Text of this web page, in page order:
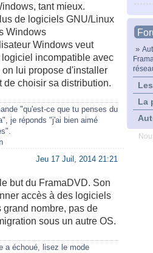
»
La
tant mieux.
de logiciels GNU/Linux
Windows
Windows veut
incompatible avec
on lui propose d'installer
de choisir sa distribution.
"qu'est-ce que tu penses du
je réponds "j'ai bien aimé
Jeu 17 Juil, 2014 21:21
but du FramaDVD. Son
accès à des logiciels
grand nombre, pas de
sous un autre OS.
a échoué, lisez le mode